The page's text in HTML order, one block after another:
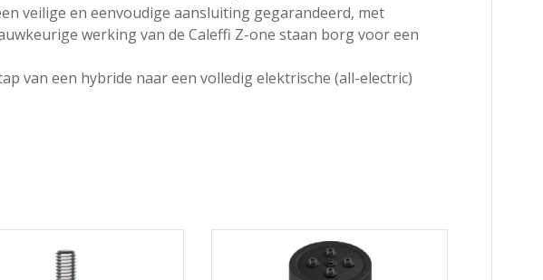
veilige en eenvoudige aansluiting gegarandeerd, met
werking van de Caleffi Z-one staan borg voor een
van een hybride naar een volledig elektrische (all-electric)